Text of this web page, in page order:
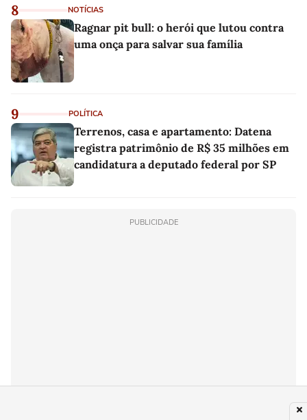
8 NOTÍCIAS
Ragnar pit bull: o herói que lutou contra
uma onça para salvar sua família
9 POLÍTICA
Terrenos, casa e apartamento: Datena
registra patrimônio de R$ 35 milhões em
candidatura a deputado federal por SP
PUBLICIDADE